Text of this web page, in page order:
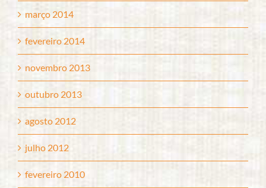
março 2014
fevereiro 2014
novembro 2013
outubro 2013
agosto 2012
julho 2012
fevereiro 2010